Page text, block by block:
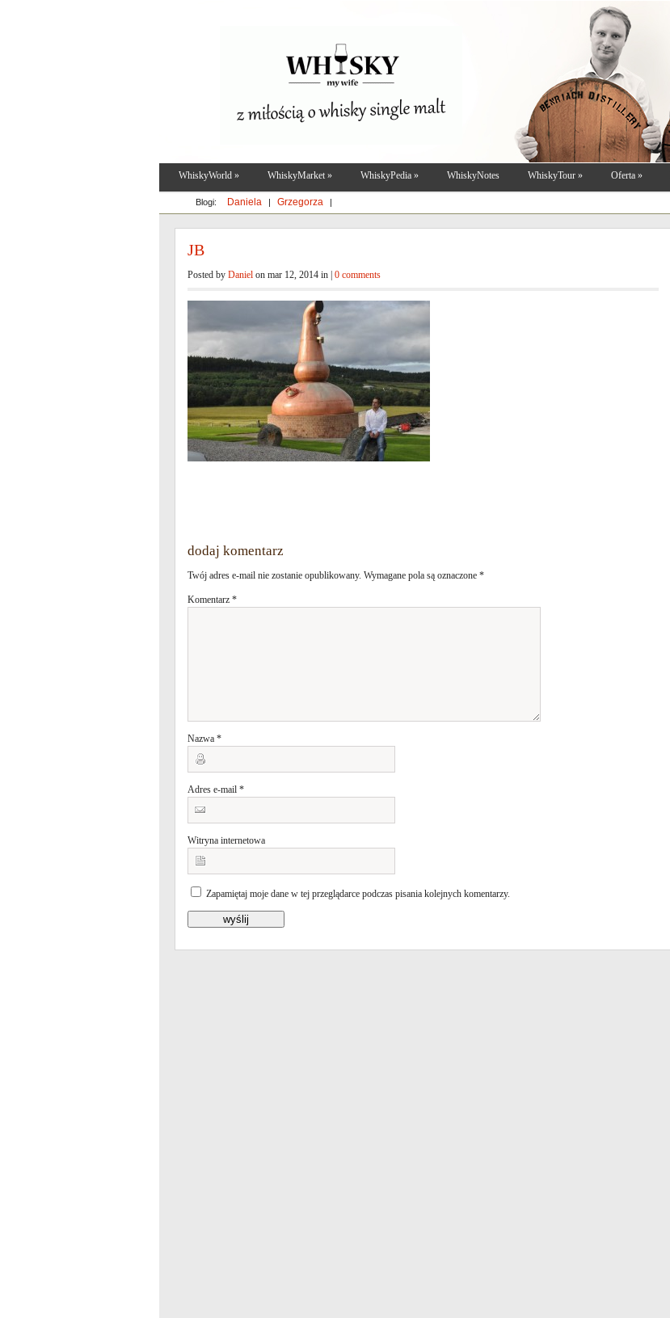
Blogi: Daniela | Grzegorza |
WhiskyWorld » WhiskyMarket » WhiskyPedia » WhiskyNotes WhiskyTour » Oferta »
JB
Posted by Daniel on mar 12, 2014 in | 0 comments
dodaj komentarz
Twój adres e-mail nie zostanie opublikowany. Wymagane pola są oznaczone *
Komentarz *
Nazwa *
Adres e-mail *
Witryna internetowa
Zapamiętaj moje dane w tej przeglądarce podczas pisania kolejnych komentarzy.